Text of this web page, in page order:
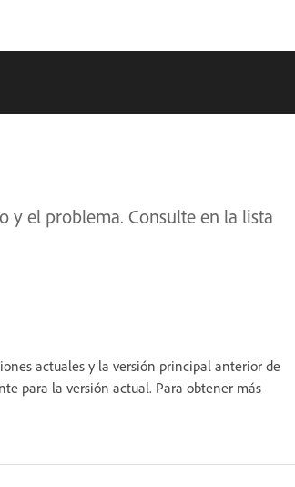
y el problema. Consulte en la lista
actuales y la versión principal anterior de
para la versión actual. Para obtener más